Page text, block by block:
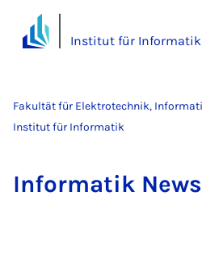
Institut für Informatik
Fakultät für Elektrotechnik,
Institut für Informatik
In­for­ma­tik News